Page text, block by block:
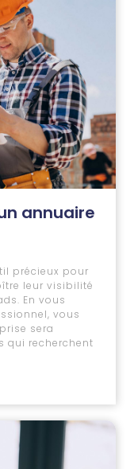
annuaire
précieux pour
leur visibilité
En vous
vous
sera
qui recherchent